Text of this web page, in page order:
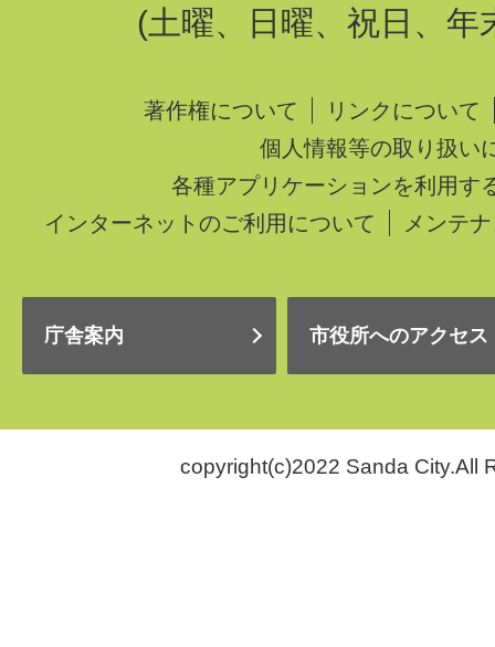
(土曜、日曜、祝日、年
著作権について
リンクについて
個人情報等の取り扱い
各種アプリケーションを利用す
インターネットのご利用について
メンテ
庁舎案内 市役所へのアクセス
copyright(c)2022 Sanda City.All